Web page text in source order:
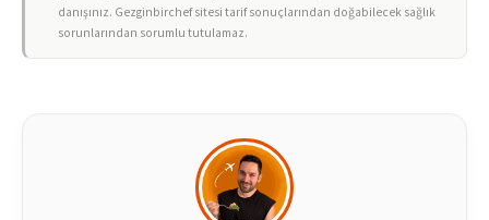
danışınız. Gezginbirchef sitesi tarif sonuçlarından doğabilecek sağlık
sorunlarından sorumlu tutulamaz.